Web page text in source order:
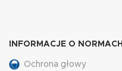
INFORMACJE O NORMACH
Ochrona głowy